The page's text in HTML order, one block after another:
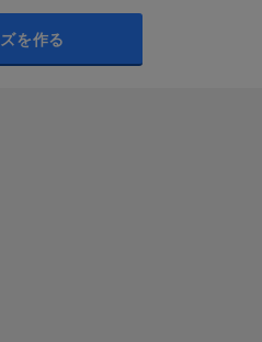
を作る